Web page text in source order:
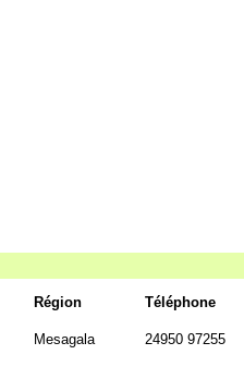
Région Téléphone
Mesagala 24950 97255